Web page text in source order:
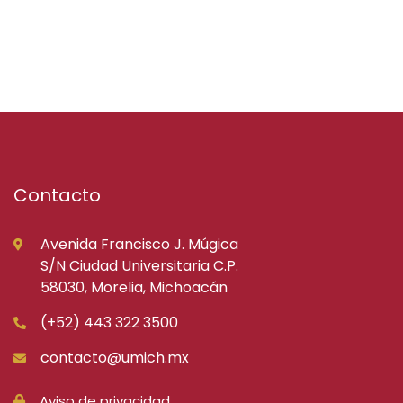
Contacto
Avenida Francisco J. Múgica
S/N Ciudad Universitaria C.P.
58030, Morelia, Michoacán
(+52) 443 322 3500
contacto@umich.mx